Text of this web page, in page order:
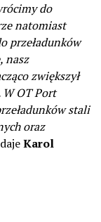
do
natomiast
przeładunków
nasz
zwiększył
W OT Port
stali
oraz
Karol